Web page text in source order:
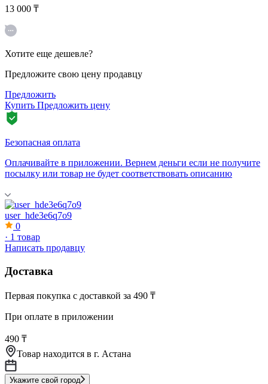
13 000 ₸
Хотите еще дешевле?
Предложите свою цену продавцу
Предложить
Купить Предложить цену
Безопасная оплата
Оплачивайте в приложении. Вернем деньги если не получите
посылку или товар не будет соответствовать описанию
user_hde3e6q7o9
0
· 1 товар
Написать продавцу
Доставка
Первая покупка с доставкой за 490 ₸
При оплате в приложении
490 ₸
Товар находится в г. Астана
Укажите свой город